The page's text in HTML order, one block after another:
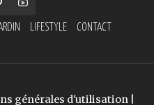
LIFESTYLE CONTACT
générales d'utilisation